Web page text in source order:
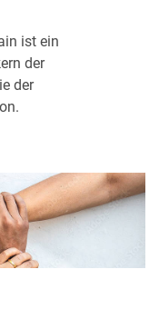
ist ein
der
der